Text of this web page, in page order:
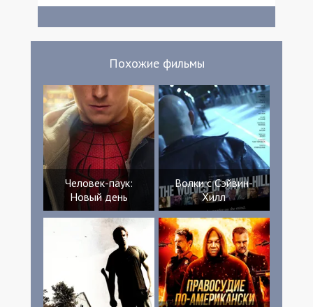
Похожие фильмы
Человек-паук:
Новый день
Волки с Сэйвин-
Хилл